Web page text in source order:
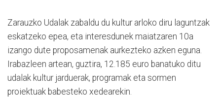
Zarauzko Udalak zabaldu du kultur arloko diru laguntzak
eskatzeko epea, eta interesdunek maiatzaren 10a
izango dute proposamenak aurkezteko azken eguna.
Irabazleen artean, guztira, 12.185 euro banatuko ditu
udalak kultur jarduerak, programak eta sormen
proiektuak babesteko xedearekin.